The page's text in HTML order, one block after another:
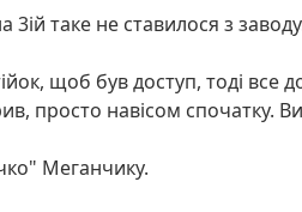
таке не ставилося з
щоб був доступ, тоді все
просто навісом спочатку.
Меганчику.